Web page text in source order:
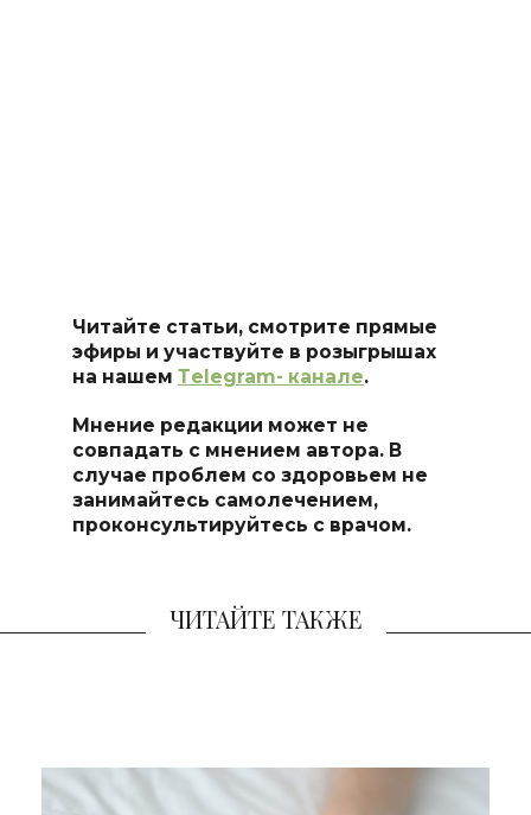
Читайте статьи, смотрите прямые
эфиры и участвуйте в розыгрышах
на нашем Тelegram- канале.
Мнение редакции может не
совпадать с мнением автора. В
случае проблем со здоровьем не
занимайтесь самолечением,
проконсультируйтесь с врачом.
ЧИТАЙТЕ ТАКЖЕ